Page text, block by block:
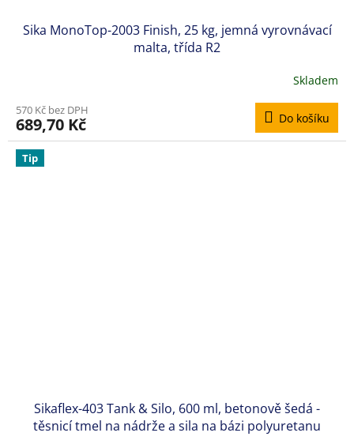
Sika MonoTop-2003 Finish, 25 kg, jemná vyrovnávací
malta, třída R2
Skladem
570 Kč bez DPH
689,70 Kč Do košíku
Tip
Sikaflex-403 Tank & Silo, 600 ml, betonově šedá -
těsnicí tmel na nádrže a sila na bázi polyuretanu